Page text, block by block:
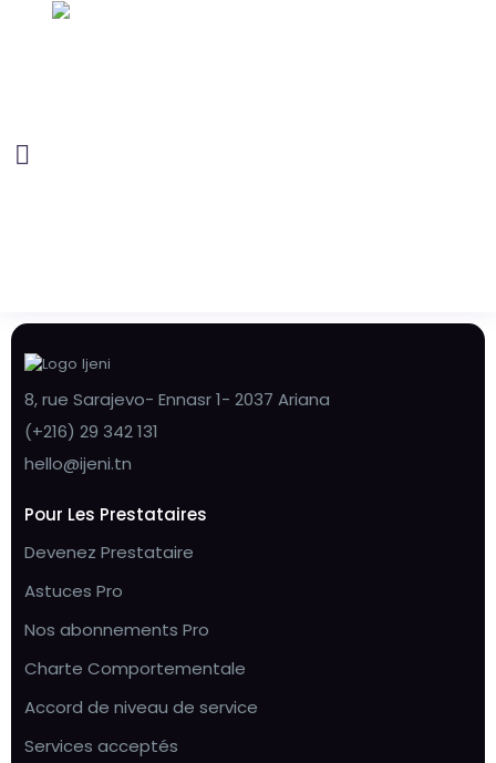
8, rue Sarajevo- Ennasr 1- 2037 Ariana
(+216) 29 342 131
hello@ijeni.tn
Pour Les Prestataires
Devenez Prestataire
Astuces Pro
Nos abonnements Pro
Charte Comportementale
Accord de niveau de service
Services acceptés